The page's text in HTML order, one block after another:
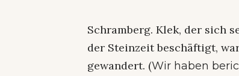
Schramberg. Klek, der sich
der Steinzeit beschäftigt,
gewandert. (Wir haben